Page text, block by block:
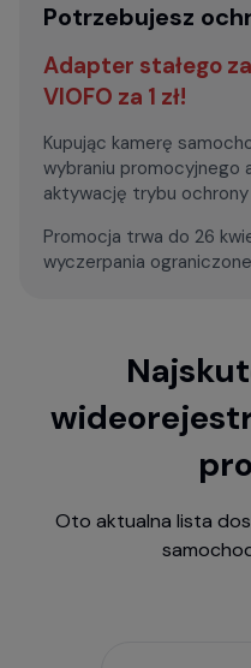
Potrzebujesz
Adapter stałego
VIOFO za 1 zł!
Kupując kamerę
wybraniu promocyjnego
aktywację trybu ochrony
Promocja trwa do 26
wyczerpania
Oto aktualna lista